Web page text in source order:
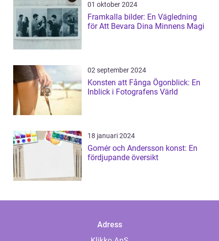
01 oktober 2024
Framkalla bilder: En Vägledning
för Att Bevara Dina Minnens Magi
02 september 2024
Konsten att Fånga Ögonblick: En
Inblick i Fotografens Värld
18 januari 2024
Gomér och Andersson konst: En
fördjupande översikt
Adress